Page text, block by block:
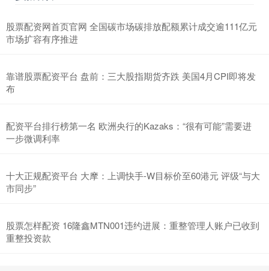
股票配资网首页官网 全国碳市场碳排放配额累计成交逾111亿元
市场扩容有序推进
靠谱股票配资平台 盘前：三大股指期货齐跌 美国4月CPI即将发
布
配资平台排行榜第一名 欧洲央行的Kazaks：“很有可能”需要进
一步微调利率
十大正规配资平台 大摩：上调快手-W目标价至60港元 评级“与大
市同步”
股票怎样配资 16隆鑫MTN001违约进展：重整管理人账户已收到
重整投资款